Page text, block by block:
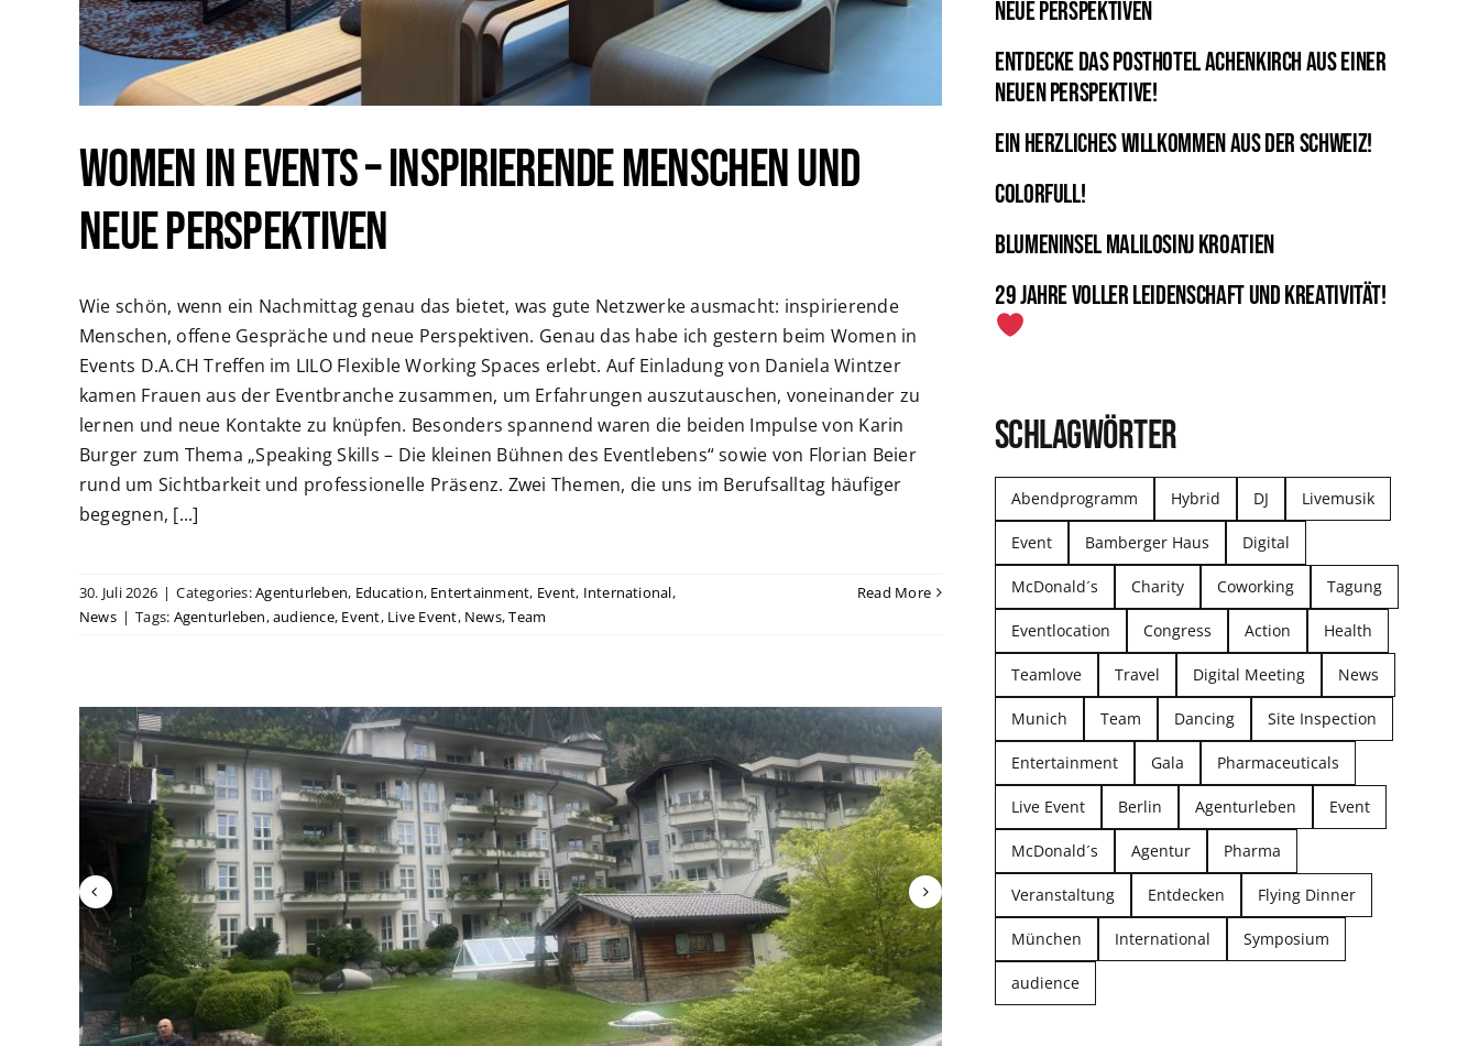
Women in Events – Inspirierende Menschen und
neue Perspektiven
Wie schön, wenn ein Nachmittag genau das bietet, was gute Netzwerke ausmacht: inspirierende
Menschen, offene Gespräche und neue Perspektiven. Genau das habe ich gestern beim Women in
Events D.A.CH Treffen im LILO Flexible Working Spaces erlebt. Auf Einladung von Daniela Wintzer
kamen Frauen aus der Eventbranche zusammen, um Erfahrungen auszutauschen, voneinander zu
lernen und neue Kontakte zu knüpfen. Besonders spannend waren die beiden Impulse von Karin
Burger zum Thema „Speaking Skills – Die kleinen Bühnen des Eventlebens“ sowie von Florian Beier
rund um Sichtbarkeit und professionelle Präsenz. Zwei Themen, die uns im Berufsalltag häufiger
begegnen, [...]
30. Juli 2026 | Categories:Agenturleben, Education, Entertainment, Event, International,
News | Tags: Agenturleben,audience, Event, Live Event, News,Team
Read More
neue Perspektiven
Entdecke das Posthotel Achenkirch aus einer
neuen Perspektive!
Ein herzliches Willkommen aus der Schweiz!
Colorfull!
Blumeninsel Malilosinj Kroatien
29 Jahre voller Leidenschaft und Kreativität!
SCHLAGWÖRTER
Abendprogramm Hybrid DJ Livemusik
Event Bamberger Haus Digital
McDonald´s Charity Coworking Tagung
Eventlocation Congress Action Health
Teamlove Travel Digital Meeting News
Munich Team Dancing Site Inspection
Entertainment Gala Pharmaceuticals
Live Event Berlin Agenturleben Event
McDonald´s Agentur Pharma
Veranstaltung Entdecken Flying Dinner
München International Symposium
audience